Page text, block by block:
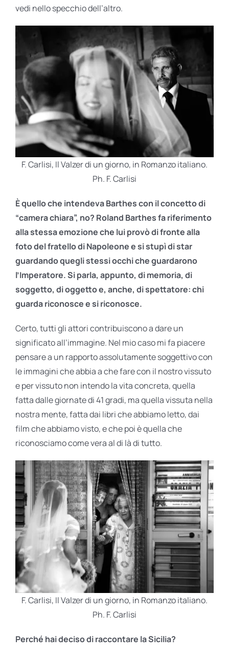
vedi nello specchio dell’altro.
F. Carlisi, Il Valzer di un giorno, in Romanzo italiano.
Ph. F. Carlisi
È quello che intendeva Barthes con il concetto di
“camera chiara”, no? Roland Barthes fa riferimento
alla stessa emozione che lui provò di fronte alla
foto del fratello di Napoleone e si stupì di star
guardando quegli stessi occhi che guardarono
l’Imperatore. Si parla, appunto, di memoria, di
soggetto, di oggetto e, anche, di spettatore: chi
guarda riconosce e si riconosce.
Certo, tutti gli attori contribuiscono a dare un
significato all’immagine. Nel mio caso mi fa piacere
pensare a un rapporto assolutamente soggettivo con
le immagini che abbia a che fare con il nostro vissuto
e per vissuto non intendo la vita concreta, quella
fatta dalle giornate di 41 gradi, ma quella vissuta nella
nostra mente, fatta dai libri che abbiamo letto, dai
film che abbiamo visto, e che poi è quella che
riconosciamo come vera al di là di tutto.
F. Carlisi, Il Valzer di un giorno, in Romanzo italiano.
Ph. F. Carlisi
Perché hai deciso di raccontare la Sicilia?